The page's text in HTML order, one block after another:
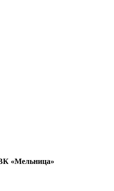
«Мельница»